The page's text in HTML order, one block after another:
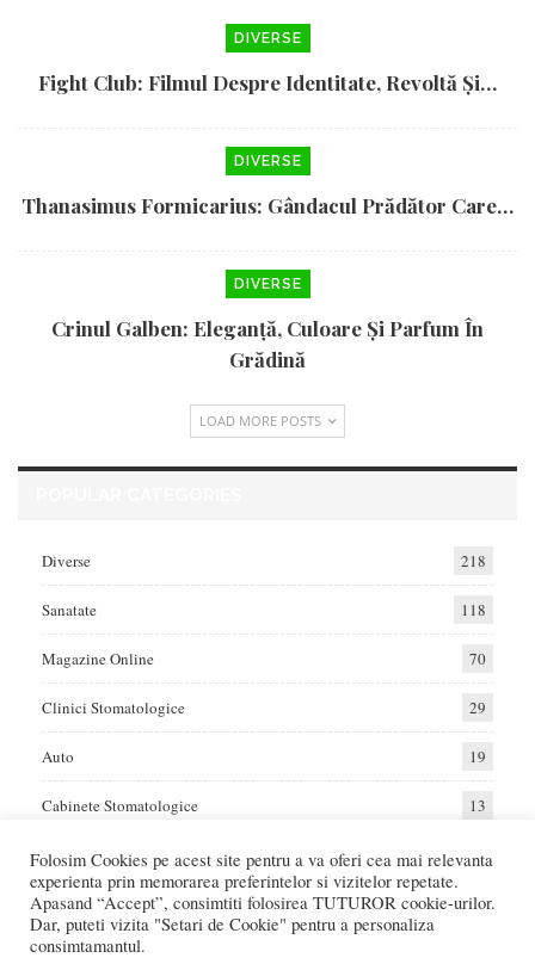
DIVERSE
Fight Club: Filmul Despre Identitate, Revoltă Și…
DIVERSE
Thanasimus Formicarius: Gândacul Prădător Care…
DIVERSE
Crinul Galben: Eleganță, Culoare Și Parfum În
Grădină
LOAD MORE POSTS
Diverse 218
Sanatate 118
Magazine Online 70
Clinici Stomatologice 29
Auto 19
Cabinete Stomatologice 13
Home Auto Diverse Sanatate
Folosim Cookies pe acest site pentru a va oferi cea mai relevanta
experienta prin memorarea preferintelor si vizitelor repetate.
Apasand “Accept”, consimtiti folosirea TUTUROR cookie-urilor.
Dar, puteti vizita "Setari de Cookie" pentru a personaliza
consimtamantul.